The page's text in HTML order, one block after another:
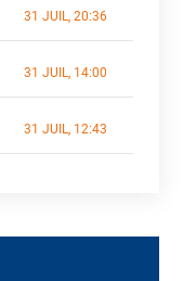
31 JUIL, 20:36
31 JUIL, 14:00
31 JUIL, 12:43